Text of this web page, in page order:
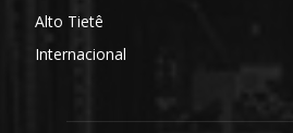
Alto Tietê
Internacional